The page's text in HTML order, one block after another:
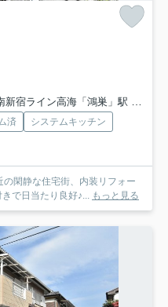
宿ライン高海「鴻巣」駅 徒歩25分
済
システムキッチン
閑静な住宅街、内装リフォー
で日当たり良好♪... もっと見る